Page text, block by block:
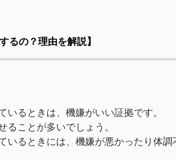
るの？理由を解説】
いるときは、機嫌がいい証拠です。
ることが多いでしょう。
いるときには、機嫌が悪かったり体調